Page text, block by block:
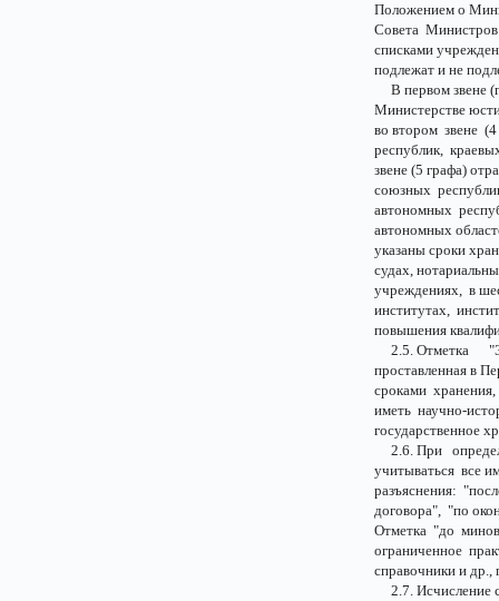
Положением о
Совета
списками
подлежат и не
В первом звене
Министерстве
во втором звене
республик,
звене (5 графа)
союзных
автономных
автономных
указаны сроки
судах,
учреждениях, в
институтах,
повышения
2.5. Отметка
проставленная в
сроками хранения,
иметь научно-
государственное
2.6. При
учитываться все
разъяснения:
договора", "по
Отметка "до
ограниченное
справочники и др.,
2.7. Исчисление